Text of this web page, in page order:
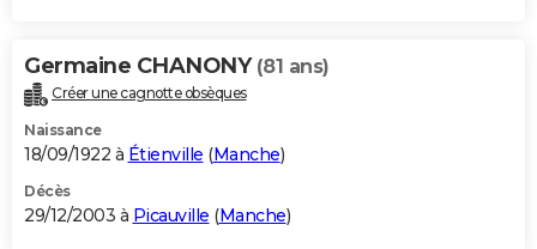
Germaine CHANONY (81 ans)
Créer une cagnotte obsèques
Naissance
18/09/1922 à Étienville (Manche)
Décès
29/12/2003 à Picauville (Manche)